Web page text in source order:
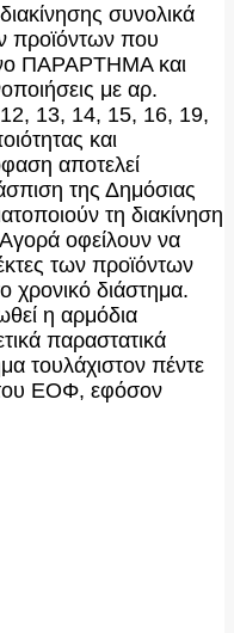
συνολικά
προϊόντων που
ΠΑΡΑΡΤΗΜΑ και
με αρ.
13, 14, 15, 16, 19,
και
αποτελεί
της Δημόσιας
τη διακίνηση
οφείλουν να
των προϊόντων
χρονικό διάστημα.
η αρμόδια
παραστατικά
τουλάχιστον πέντε
ΕΟΦ, εφόσον